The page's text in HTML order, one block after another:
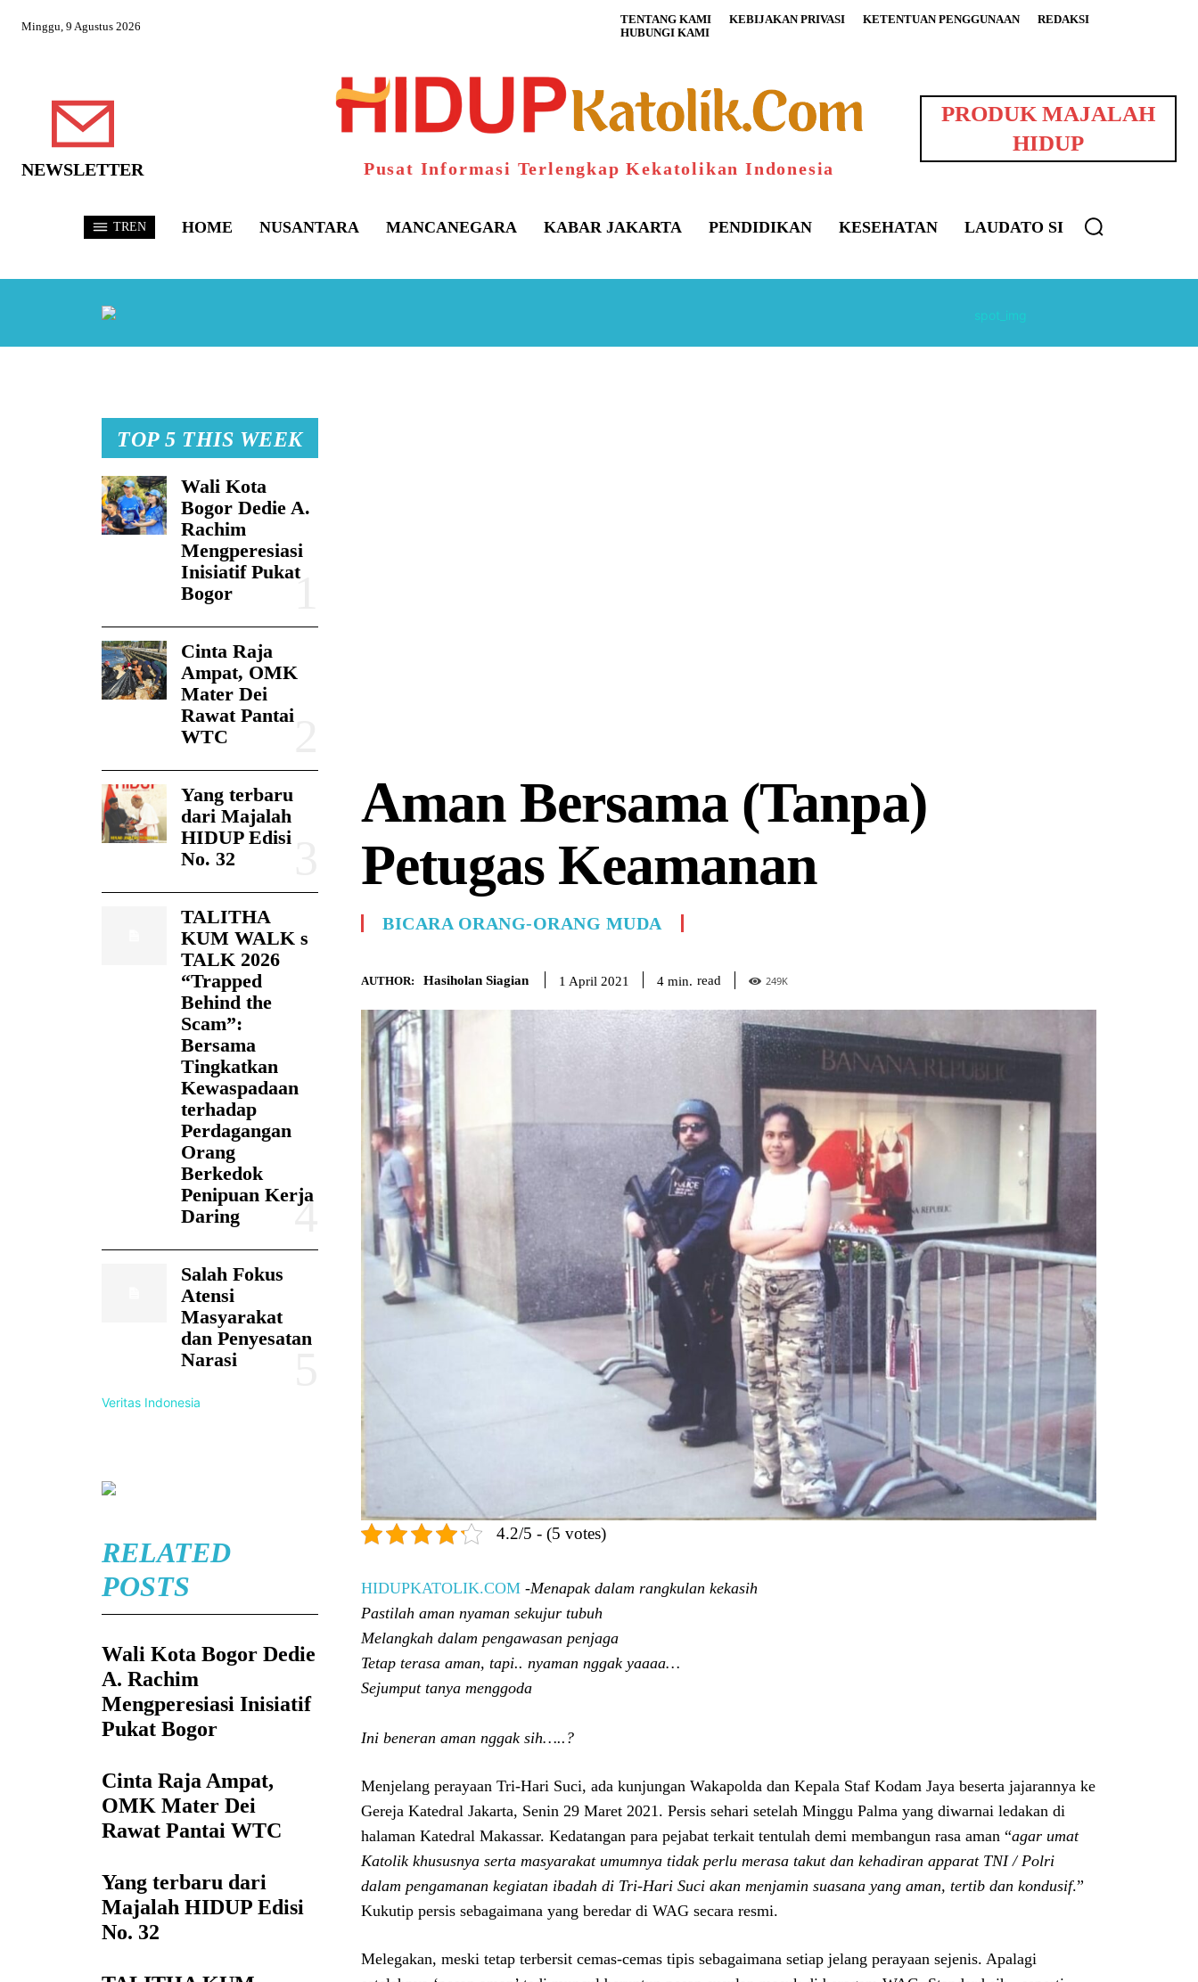
Minggu, 9 Agustus 2026 TENTANG KAMI KEBIJAKAN PRIVASI KETENTUAN PENGGUNAAN
REDAKSI
HUBUNGI KAMI
NEWSLETTER Pusat Informasi Terlengkap Kekatolikan Indonesia
PRODUK MAJALAH
HIDUP
TREN HOME NUSANTARA MANCANEGARA KABAR JAKARTA PENDIDIKAN KESEHATAN LAUDATO SI
TOP 5 THIS WEEK
Wali Kota
Bogor Dedie A.
Rachim
Mengperesiasi
Inisiatif Pukat
Bogor
Cinta Raja
Ampat, OMK
Mater Dei
Rawat Pantai
WTC
Yang terbaru
dari Majalah
HIDUP Edisi
No. 32
TALITHA
KUM WALK s
TALK 2026
“Trapped
Behind the
Scam”:
Bersama
Tingkatkan
Kewaspadaan
terhadap
Perdagangan
Orang
Berkedok
Penipuan Kerja
Daring
Salah Fokus
Atensi
Masyarakat
dan Penyesatan
Narasi
Veritas Indonesia
RELATED
POSTS
Wali Kota Bogor Dedie
A. Rachim
Mengperesiasi Inisiatif
Pukat Bogor
Cinta Raja Ampat,
OMK Mater Dei
Rawat Pantai WTC
Yang terbaru dari
Majalah HIDUP Edisi
No. 32
Aman Bersama (Tanpa)
Petugas Keamanan
BICARA ORANG-ORANG MUDA
AUTHOR: Hasiholan Siagian 1 April 2021 4 min. read 249K
4.2/5 - (5 votes)
HIDUPKATOLIK.COM -Menapak dalam rangkulan kekasih
Pastilah aman nyaman sekujur tubuh
Melangkah dalam pengawasan penjaga
Tetap terasa aman, tapi.. nyaman nggak yaaaa…
Sejumput tanya menggoda
Ini beneran aman nggak sih…..?
Menjelang perayaan Tri-Hari Suci, ada kunjungan Wakapolda dan Kepala Staf Kodam Jaya beserta jajarannya ke
Gereja Katedral Jakarta, Senin 29 Maret 2021. Persis sehari setelah Minggu Palma yang diwarnai ledakan di
halaman Katedral Makassar. Kedatangan para pejabat terkait tentulah demi membangun rasa aman “agar umat
Katolik khususnya serta masyarakat umumnya tidak perlu merasa takut dan kehadiran apparat TNI / Polri
dalam pengamanan kegiatan ibadah di Tri-Hari Suci akan menjamin suasana yang aman, tertib dan kondusif.”
Kukutip persis sebagaimana yang beredar di WAG secara resmi.
Melegakan, meski tetap terbersit cemas-cemas tipis sebagaimana setiap jelang perayaan sejenis. Apalagi